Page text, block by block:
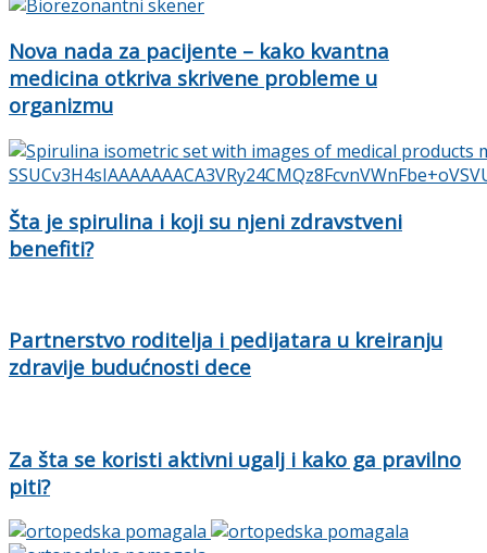
Nova nada za pacijente – kako kvantna
medicina otkriva skrivene probleme u
organizmu
Šta je spirulina i koji su njeni zdravstveni
benefiti?
Partnerstvo roditelja i pedijatara u kreiranju
zdravije budućnosti dece
Za šta se koristi aktivni ugalj i kako ga pravilno
piti?